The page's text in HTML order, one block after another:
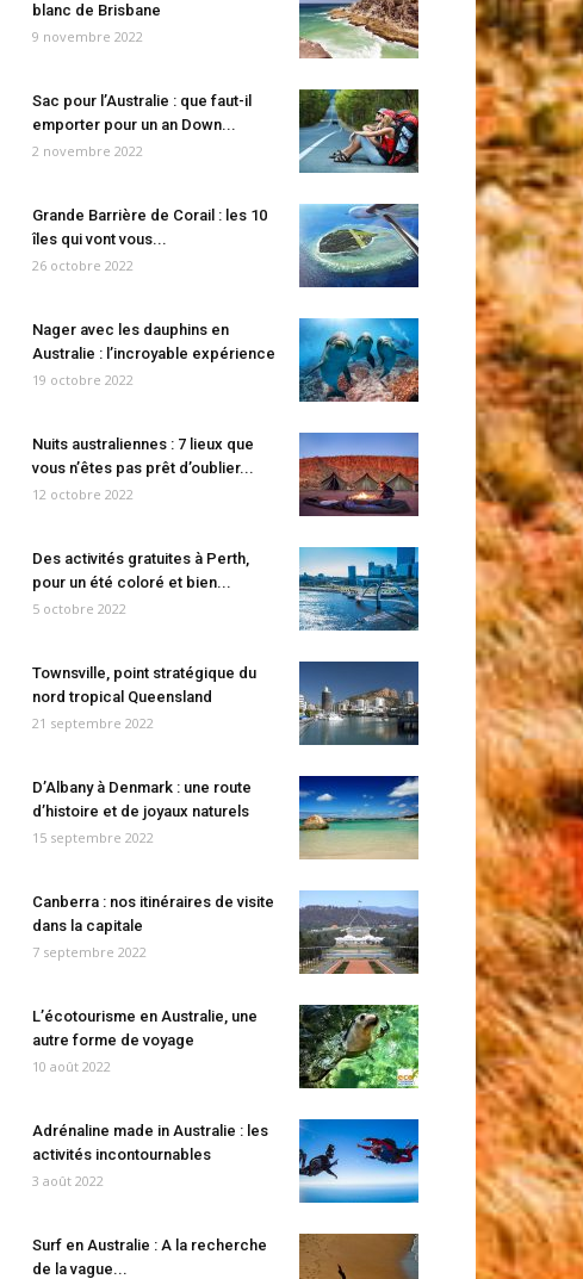
blanc de Brisbane
9 novembre 2022
Sac pour l’Australie : que faut-il
emporter pour un an Down...
2 novembre 2022
Grande Barrière de Corail : les 10
îles qui vont vous...
26 octobre 2022
Nager avec les dauphins en
Australie : l’incroyable expérience
19 octobre 2022
Nuits australiennes : 7 lieux que
vous n’êtes pas prêt d’oublier...
12 octobre 2022
Des activités gratuites à Perth,
pour un été coloré et bien...
5 octobre 2022
Townsville, point stratégique du
nord tropical Queensland
21 septembre 2022
D’Albany à Denmark : une route
d’histoire et de joyaux naturels
15 septembre 2022
Canberra : nos itinéraires de visite
dans la capitale
7 septembre 2022
L’écotourisme en Australie, une
autre forme de voyage
10 août 2022
Adrénaline made in Australie : les
activités incontournables
3 août 2022
Surf en Australie : A la recherche
de la vague...